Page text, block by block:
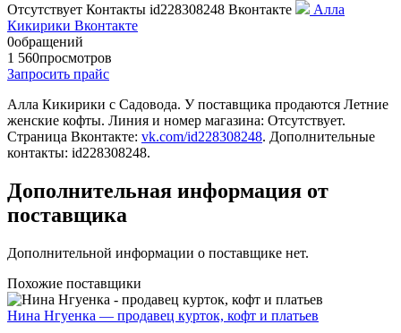
Отсутствует Контакты id228308248 Вконтакте
Алла
Кикирики Вконтакте
0обращений
1 560просмотров
Запросить прайс
Алла Кикирики c Садовода. У поставщика продаются Летние
женские кофты. Линия и номер магазина: Отсутствует.
Страница Вконтакте: vk.com/id228308248. Дополнительные
контакты: id228308248.
Дополнительная информация от
поставщика
Дополнительной информации о поставщике нет.
Похожие поставщики
Нина Нгуенка — продавец курток, кофт и платьев